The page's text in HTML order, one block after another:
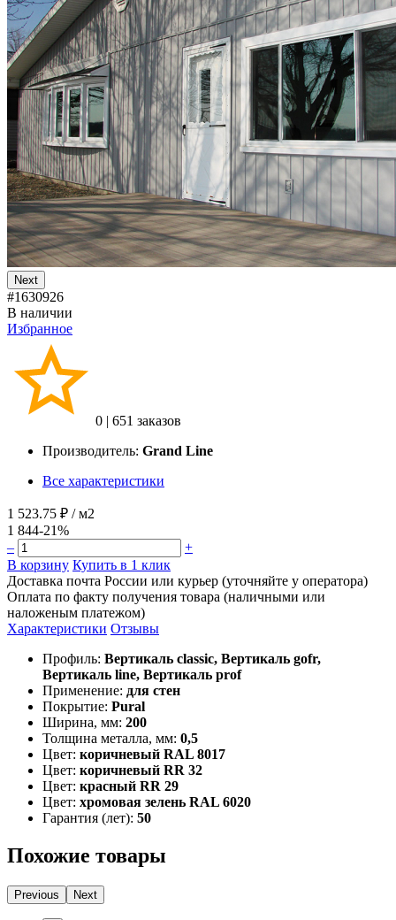
Next
#1630926
В наличии
Избранное
0 | 651 заказов
Производитель: Grand Line
Все характеристики
1 523.75 ₽ / м2
1 844-21%
–
+
В корзину Купить в 1 клик
Доставка почта России или курьер (уточняйте у оператора)
Оплата по факту получения товара (наличными или
наложеным платежом)
Характеристики Отзывы
Профиль: Вертикаль classic, Вертикаль gofr,
Вертикаль line, Вертикаль prof
Применение: для стен
Покрытие: Pural
Ширина, мм: 200
Толщина металла, мм: 0,5
Цвет: коричневый RAL 8017
Цвет: коричневый RR 32
Цвет: красный RR 29
Цвет: хромовая зелень RAL 6020
Гарантия (лет): 50
Похожие товары
Previous Next